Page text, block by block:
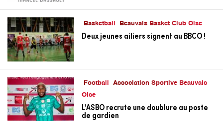
Basketball Beauvais Basket Club Oise
Deux jeunes ailiers signent au BBCO !
Football
Association Sportive Beauvais
Oise
L'ASBO recrute une doublure au poste
de gardien